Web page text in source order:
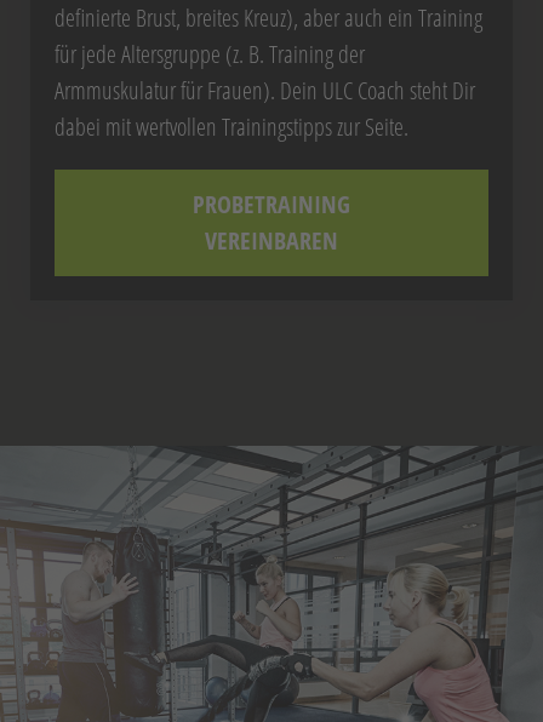
definierte Brust, breites Kreuz), aber auch ein Training
für jede Altersgruppe (z. B. Training der
Armmuskulatur für Frauen). Dein ULC Coach steht Dir
dabei mit wertvollen Trainingstipps zur Seite.
PROBETRAINING
VEREINBAREN